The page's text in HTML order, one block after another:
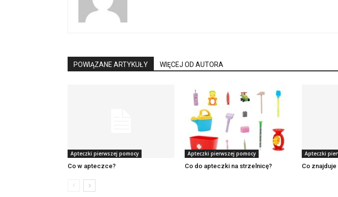
POWIĄZANE ARTYKUŁY WIĘCEJ OD AUTORA
Apteczki pierwszej pomocy
Co w apteczce?
Apteczki pierwszej pomocy
Co do apteczki na strzelnicę?
Apteczki
Co